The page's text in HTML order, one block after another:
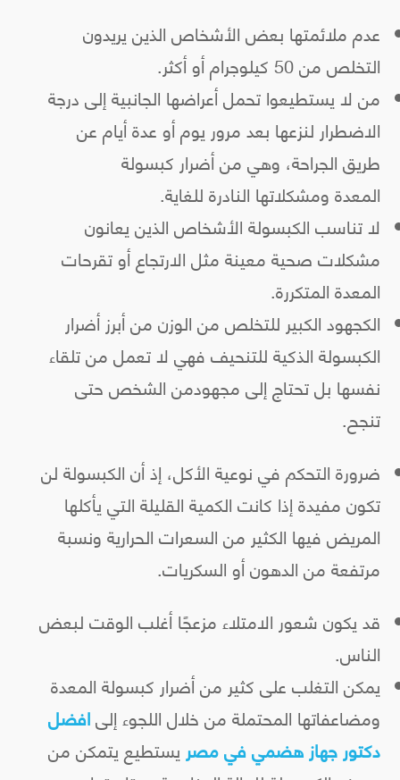
عدم ملائمتها بعض الأشخاص الذين يريدون
التخلص من 50 كيلوجرام أو أكثر.
من لا يستطيعوا تحمل أعراضها الجانبية إلى درجة
الاضطرار لنزعها بعد مرور يوم أو عدة أيام عن
طريق الجراحة، وهي من أضرار كبسولة
المعدة ومشكلاتها النادرة للغاية.
لا تناسب الكبسولة الأشخاص الذين يعانون
مشكلات صحية معينة مثل الارتجاع أو تقرحات
المعدة المتكررة.
الكجهود الكبير للتخلص من الوزن من أبرز أضرار
الكبسولة الذكية للتنحيف فهي لا تعمل من تلقاء
نفسها بل تحتاج إلى مجهودمن الشخص حتى
تنجح.
ضرورة التحكم في نوعية الأكل، إذ أن الكبسولة لن
تكون مفيدة إذا كانت الكمية القليلة التي يأكلها
المريض فيها الكثير من السعرات الحرارية ونسبة
مرتفعة من الدهون أو السكريات.
قد يكون شعور الامتلاء مزعجًا أغلب الوقت لبعض
الناس.
يمكن التغلب على كثير من أضرار كبسولة المعدة
ومضاعفاتها المحتملة من خلال اللجوء إلىافضل
دكتور جهاز هضمي في مصر يستطيع يتمكن من